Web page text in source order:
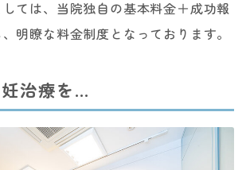
ては、当院独自の基本料金＋成功報
明瞭な料金制度となっております。
治療を…